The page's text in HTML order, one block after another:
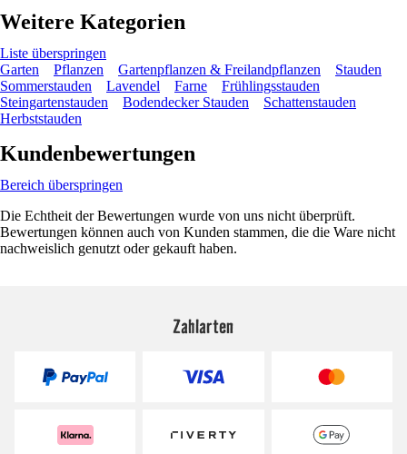
Weitere Kategorien
Liste überspringen
Garten
Pflanzen Gartenpflanzen & Freilandpflanzen
Stauden
Sommerstauden
Lavendel Farne
Frühlingsstauden
Steingartenstauden
Bodendecker Stauden
Schattenstauden
Herbststauden
Kundenbewertungen
Bereich überspringen
Die Echtheit der Bewertungen wurde von uns nicht überprüft.
Bewertungen können auch von Kunden stammen, die die Ware nicht
nachweislich genutzt oder gekauft haben.
Zahlarten